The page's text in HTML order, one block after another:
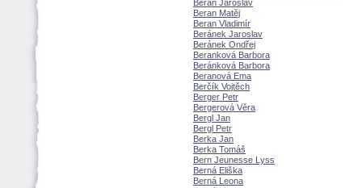
Beran Jaroslav
Beran Matěj
Beran Vladimír
Beránek Jaroslav
Beránek Ondřej
Beranková Barbora
Beránková Barbora
Beranová Ema
Berčík Vojtěch
Berger Petr
Bergerová Věra
Bergl Jan
Bergl Petr
Berka Jan
Berka Tom
Bern Jeunesse Lyss
Berná Eliška
Berná Leona